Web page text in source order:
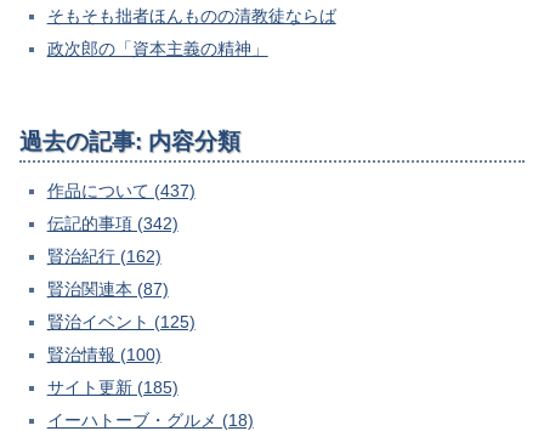
そもそも拙者ほんものの清教徒ならば
政次郎の「資本主義の精神」
過去の記事: 内容分類
作品について (437)
伝記的事項 (342)
賢治紀行 (162)
賢治関連本 (87)
賢治イベント (125)
賢治情報 (100)
サイト更新 (185)
イーハトーブ・グルメ (18)